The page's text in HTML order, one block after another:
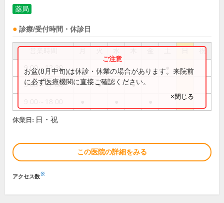
薬局
診療/受付時間・休診日
祝
9:00～12:30
9:00～17:00 ● ●
お盆(8月中旬)は休診・休業の場合があります。来院前
に必ず医療機関に直接ご確認ください。
×閉じる
休業日: 日・祝
この医院の詳細をみる
アクセス数※